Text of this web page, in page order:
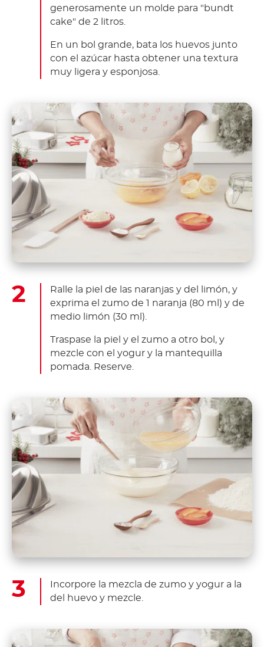
generosamente un molde para "bundt
cake" de 2 litros.
En un bol grande, bata los huevos junto
con el azúcar hasta obtener una textura
muy ligera y esponjosa.
Ralle la piel de las naranjas y del limón, y
exprima el zumo de 1 naranja (80 ml) y de
medio limón (30 ml).
Traspase la piel y el zumo a otro bol, y
mezcle con el yogur y la mantequilla
pomada. Reserve.
Incorpore la mezcla de zumo y yogur a la
del huevo y mezcle.